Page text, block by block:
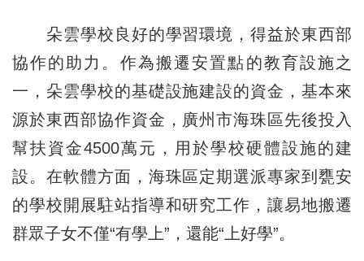
朵雲學校良好的學習環境，得益於東西部
協作的助力。作為搬遷安置點的教育設施之
一，朵雲學校的基礎設施建設的資金，基本來
源於東西部協作資金，廣州市海珠區先後投入
幫扶資金4500萬元，用於學校硬體設施的建
設。在軟體方面，海珠區定期選派專家到甕安
的學校開展駐站指導和研究工作，讓易地搬遷
群眾子女不僅“有學上”，還能“上好學”。